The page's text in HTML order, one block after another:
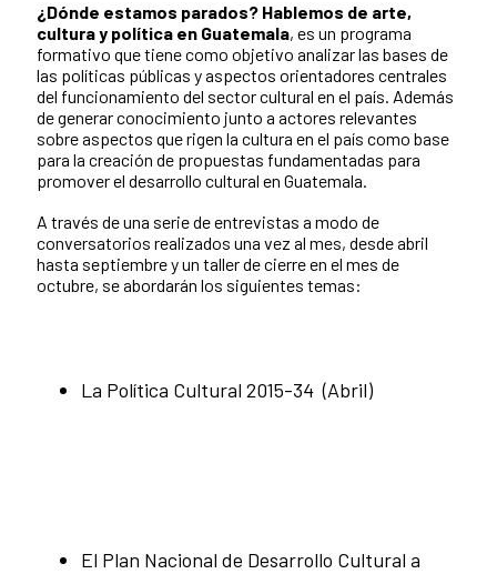
¿Dónde estamos parados? Hablemos de arte,
cultura y política en Guatemala, es un programa
formativo que tiene como objetivo analizar las bases de
las políticas públicas y aspectos orientadores centrales
del funcionamiento del sector cultural en el país. Además
de generar conocimiento junto a actores relevantes
sobre aspectos que rigen la cultura en el país como base
para la creación de propuestas fundamentadas para
promover el desarrollo cultural en Guatemala.
A través de una serie de entrevistas a modo de
conversatorios realizados una vez al mes, desde abril
hasta septiembre y un taller de cierre en el mes de
octubre, se abordarán los siguientes temas:
La Política Cultural 2015-34 (Abril)
El Plan Nacional de Desarrollo Cultural a